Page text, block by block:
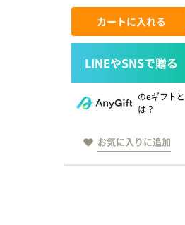
カートに入れる
のeギフトと
は？
お気に入りに追加